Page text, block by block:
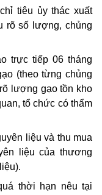
tiêu ủy thác xuất
rõ số lượng, chủng
trực tiếp 06 tháng
(theo từng chủng
lượng gạo tồn kho
tổ chức có thẩm
liệu và thu mua
liệu của thương
thời hạn nêu tại